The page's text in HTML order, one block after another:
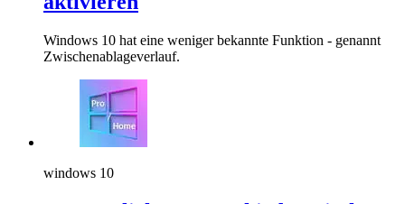
Windows 10 hat eine weniger bekannte Funktion - genannt
Zwischenablageverlauf.
windows 10